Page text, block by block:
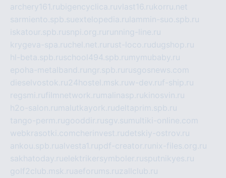
archery161.rubigencyclica.ruvlast16.rukorru.net
sarmiento.spb.suextelopedia.ru lammin-suo.spb.ru
iskatour.spb.rusnpi.org.ru running-line.ru
krygeva-spa.ruchel.net.ru rust-loco.rudugshop.ru
hl-beta.spb.ruschool494.spb.ru mymubaby.ru
epoha-metalband.ru ngr.spb.ru rusgosnews.com
dieselvostok.ru24hostel.msk.ruw-dev.ruf-ship.ru
regsmi.rufilmnetwork.ru malinasp.rukinosvin.ru
h2o-salon.ru malutkayork.rudeltaprim.spb.ru
tango-perm.rugooddir.rusgv.su multiki-online.com
webkrasotki.comcherinvest.rudetskiy-ostrov.ru
ankou.spb.rualvesta1.rupdf-creator.ru nix-files.org.ru
sakhatoday.ruelektrikersymboler.rusputnikyes.ru
golf2club.msk.ruaeforums.ruzallclub.ru